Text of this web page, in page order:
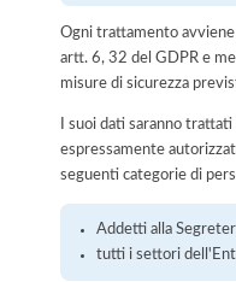
Ogni trattamento
artt. 6, 32 del GDPR e
misure di sicurezza
I suoi dati saranno
espressamente
seguenti categorie di
Addetti alla
tutti i settori